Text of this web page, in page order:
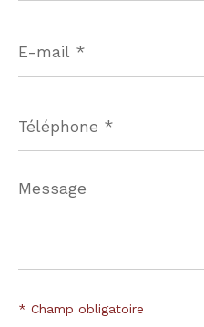
mail
*
*
Message
*
* Champ obligatoire